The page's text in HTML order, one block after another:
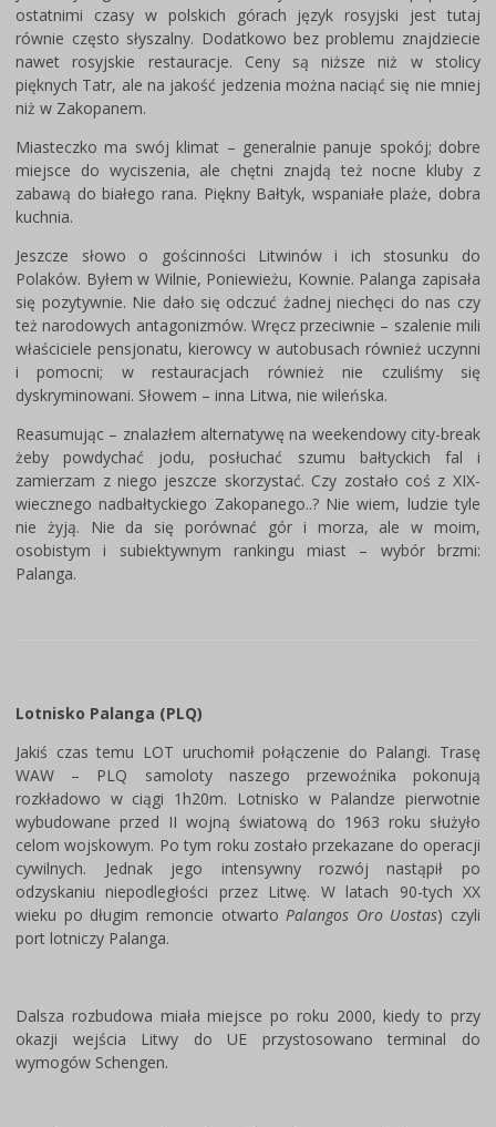
ostatnimi czasy w polskich górach język rosyjski jest tutaj
równie często słyszalny. Dodatkowo bez problemu znajdziecie
nawet rosyjskie restauracje. Ceny są niższe niż w stolicy
pięknych Tatr, ale na jakość jedzenia można naciąć się nie mniej
niż w Zakopanem.
Miasteczko ma swój klimat – generalnie panuje spokój; dobre
miejsce do wyciszenia, ale chętni znajdą też nocne kluby z
zabawą do białego rana. Piękny Bałtyk, wspaniałe plaże, dobra
kuchnia.
Jeszcze słowo o gościnności Litwinów i ich stosunku do
Polaków. Byłem w Wilnie, Poniewieżu, Kownie. Palanga zapisała
się pozytywnie. Nie dało się odczuć żadnej niechęci do nas czy
też narodowych antagonizmów. Wręcz przeciwnie – szalenie mili
właściciele pensjonatu, kierowcy w autobusach również uczynni
i pomocni; w restauracjach również nie czuliśmy się
dyskryminowani. Słowem – inna Litwa, nie wileńska.
Reasumując – znalazłem alternatywę na weekendowy city-break
żeby powdychać jodu, posłuchać szumu bałtyckich fal i
zamierzam z niego jeszcze skorzystać. Czy zostało coś z XIX-
wiecznego nadbałtyckiego Zakopanego..? Nie wiem, ludzie tyle
nie żyją. Nie da się porównać gór i morza, ale w moim,
osobistym i subiektywnym rankingu miast – wybór brzmi:
Palanga.
Lotnisko Palanga (PLQ)
Jakiś czas temu LOT uruchomił połączenie do Palangi. Trasę
WAW – PLQ samoloty naszego przewoźnika pokonują
rozkładowo w ciągi 1h20m. Lotnisko w Palandze pierwotnie
wybudowane przed II wojną światową do 1963 roku służyło
celom wojskowym. Po tym roku zostało przekazane do operacji
cywilnych. Jednak jego intensywny rozwój nastąpił po
odzyskaniu niepodległości przez Litwę. W latach 90-tych XX
wieku po długim remoncie otwarto Palangos Oro Uostas) czyli
port lotniczy Palanga.
Dalsza rozbudowa miała miejsce po roku 2000, kiedy to przy
okazji wejścia Litwy do UE przystosowano terminal do
wymogów Schengen.